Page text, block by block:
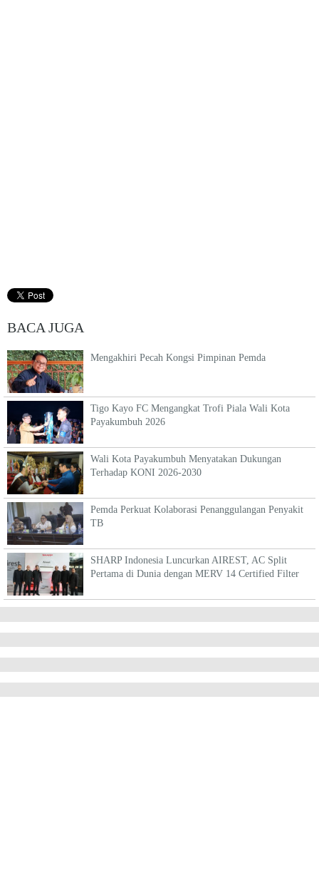
BACA JUGA
Mengakhiri Pecah Kongsi Pimpinan Pemda
Tigo Kayo FC Mengangkat Trofi Piala Wali Kota
Payakumbuh 2026
Wali Kota Payakumbuh Menyatakan Dukungan
Terhadap KONI 2026-2030
Pemda Perkuat Kolaborasi Penanggulangan Penyakit
TB
SHARP Indonesia Luncurkan AIREST, AC Split
Pertama di Dunia dengan MERV 14 Certified Filter